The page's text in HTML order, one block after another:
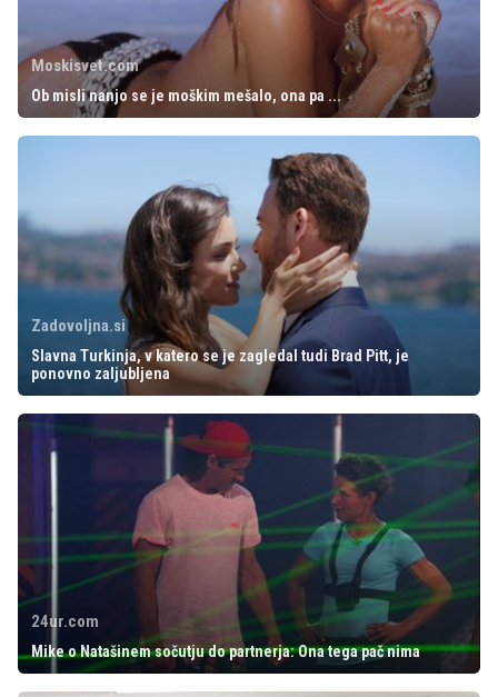
Moskisvet.com
Ob misli nanjo se je moškim mešalo, ona pa ...
Zadovoljna.si
Slavna Turkinja, v katero se je zagledal tudi Brad Pitt, je
ponovno zaljubljena
24ur.com
Mike o Natašinem sočutju do partnerja: Ona tega pač nima